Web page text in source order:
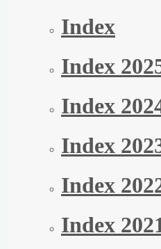
Index
Index
Index
Index
Index
Index